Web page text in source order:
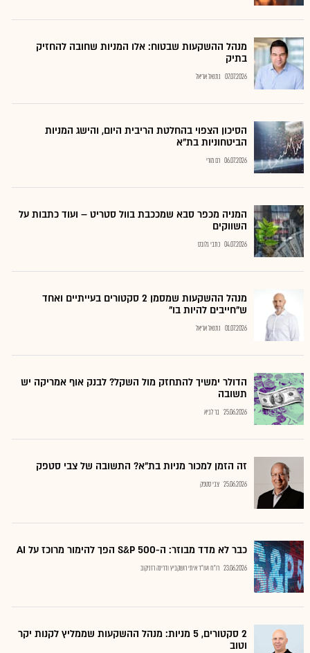
מנהל ההשקעות שבטוח: אלו המניות שחובה להחזיק
בתיק
07.07.2026 נתנאל אריאל
הסיכון הצפוי בהחלטת הריבית היום, והישג המניות
הביטחוניות בת"א
06.07.2026 רם מורי
המניה מכפר סבא שמככבת בוול סטריט – ועוד כתבות על
השווקים
04.07.2026 כתבי גלובס
מנהל ההשקעות שמסמן 2 סקטורים בעייתיים ואחד
ש"חייבים להיות בו"
01.07.2026 נתנאל אריאל
הדולר ימשיך להתחזק מול השקל? לבנק אוף אמריקה יש
תשובה
25.06.2026 בר לביא
זה הזמן למכור מניות בת"א? התשובה של צבי סטפק
25.06.2026 צבי סטפק
כבר לא מדד מבוזר: ה-S&P 500 הפך להימור מרוכז על AI
23.06.2026 רו"ח ועו"ד איתי רושקביץ ודרינה רזניקוב
2 סקטורים, 5 מניות: מנהל ההשקעות שממליץ לקנות יקר
וטוב